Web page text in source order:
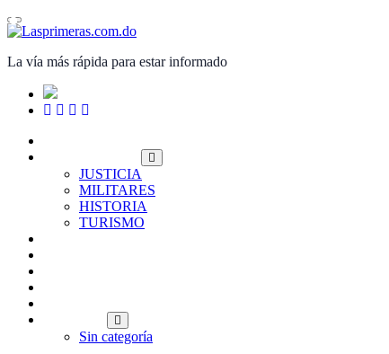
Saltar
al
La vía más rápida para estar informado
JUSTICIA
MILITARES
HISTORIA
TURISMO
Sin categoría